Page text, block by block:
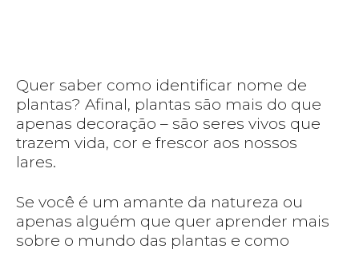
Quer saber como identificar nome de
plantas? Afinal, plantas são mais do que
apenas decoração – são seres vivos que
trazem vida, cor e frescor aos nossos
lares.
Se você é um amante da natureza ou
apenas alguém que quer aprender mais
sobre o mundo das plantas e como